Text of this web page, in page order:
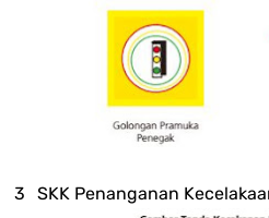
SKK Penanganan